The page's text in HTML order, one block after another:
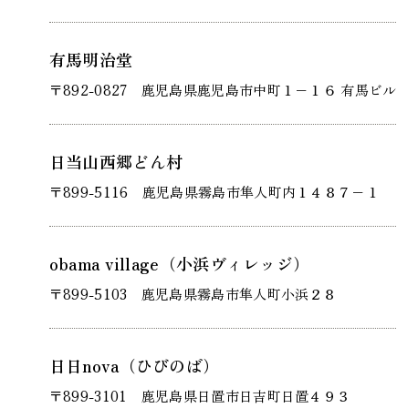
有馬明治堂
〒892-0827 鹿児島県鹿児島市中町１−１６ 有馬ビル
日当山西郷どん村
〒899-5116 鹿児島県霧島市隼人町内１４８７−１
obama village（小浜ヴィレッジ）
〒899-5103 鹿児島県霧島市隼人町小浜２８
日日nova（ひびのば）
〒899-3101 鹿児島県日置市日吉町日置４９３